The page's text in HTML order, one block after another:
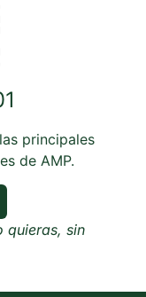
principales
de AMP.
quieras, sin